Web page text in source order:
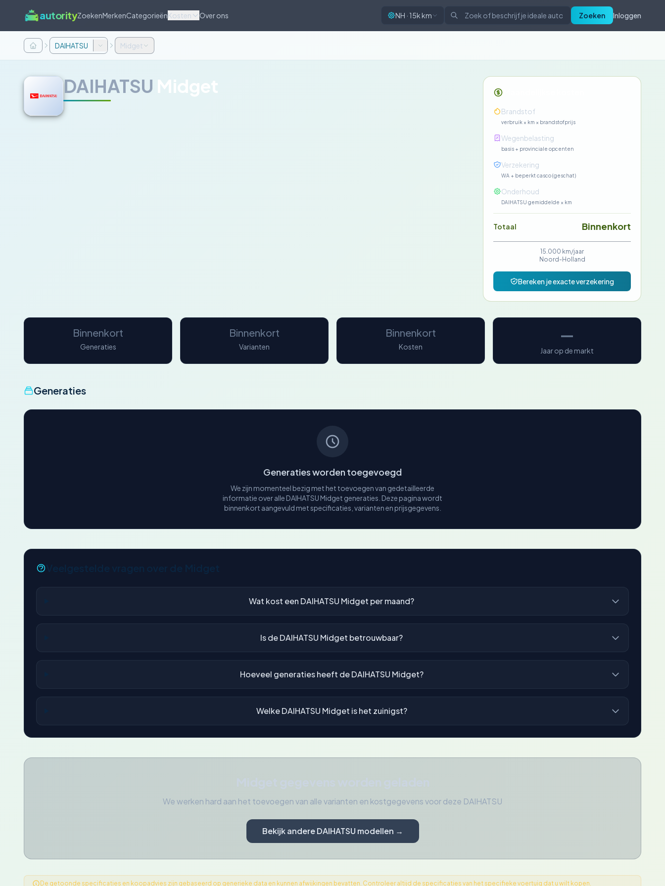
autorityZoekenMerkenCategorieënKosten Over ons NH · 15k km Zoeken Inloggen
DAIHATSU Midget
DAIHATSU Midget
Brandstof
verbruik × km × brandstofprijs
Wegenbelasting
basis + provinciale opcenten
Verzekering
WA + beperkt casco (geschat)
Onderhoud
DAIHATSU gemiddelde × km
Totaal Binnenkort
15.000 km/jaar
Noord-Holland
Bereken je exacte verzekering
Binnenkort
Generaties
Binnenkort
Varianten
Binnenkort
Kosten
—
Jaar op de markt
Generaties
Generaties worden toegevoegd
We zijn momenteel bezig met het toevoegen van gedetailleerde
informatie over alle DAIHATSU Midget generaties. Deze pagina wordt
binnenkort aangevuld met specificaties, varianten en prijsgegevens.
Wat kost een DAIHATSU Midget per maand?
Is de DAIHATSU Midget betrouwbaar?
Hoeveel generaties heeft de DAIHATSU Midget?
Welke DAIHATSU Midget is het zuinigst?
We werken hard aan het toevoegen van alle varianten en kostgegevens voor deze DAIHATSU
Bekijk andere DAIHATSU modellen →
De getoonde specificaties en koopadvies zijn gebaseerd op generieke data en kunnen afwijkingen bevatten. Controleer altijd de specificaties van het specifieke voertuig dat u wilt kopen.